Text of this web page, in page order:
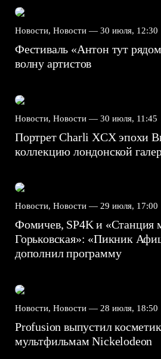
Новости, Новости — 30 июля, 12:30
Фестиваль «Антон тут
волну артистов
Новости, Новости — 30 июля, 11:45
Портрет Charli XCX эпохи
коллекцию лондонской
Новости, Новости — 29 июля, 17:00
Фомичев, SP4K и «Станция
Горьковская»: «Пикник
дополнил программу
Новости, Новости — 28 июля, 18:50
Profusion выпустил
мультфильмам Nickelodeon